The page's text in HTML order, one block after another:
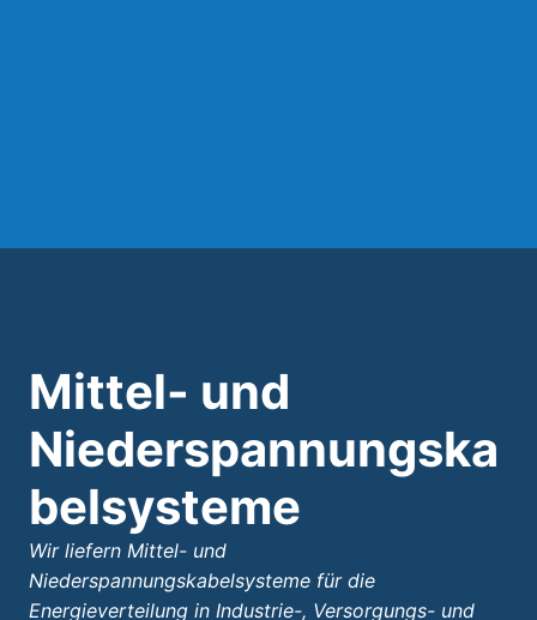
Mittel- und
Niederspannungska
belsysteme
Wir liefern Mittel- und
Niederspannungskabelsysteme für die
Energieverteilung in Industrie-, Versorgungs- und